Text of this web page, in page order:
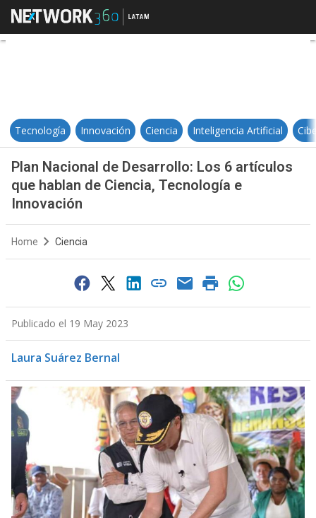
Plan Nacional de Desarrollo: Los
Tecnología Innovación Ciencia Inteligencia Artificial
Plan Nacional de Desarrollo: Los 6 artículos
que hablan de Ciencia, Tecnología e
Innovación
Home Ciencia
Publicado el 19 May 2023
Laura Suárez Bernal